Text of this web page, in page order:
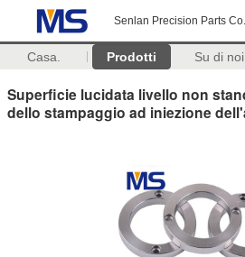
Senlan Precision Parts
Casa. Prodotti Su di noi
Superficie lucidata livello non
dello stampaggio ad iniezione